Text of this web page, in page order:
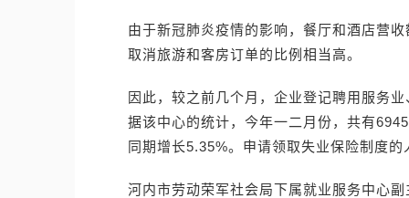
由于新冠肺炎疫情的影响，餐厅和酒店营
取消旅游和客房订单的比例相当高。
因此，较之前几个月，企业登记聘用服务
据该中心的统计，今年一二月份，共有
同期增长5.35%。申请领取失业保险制度
河内市劳动荣军社会局下属就业服务中心